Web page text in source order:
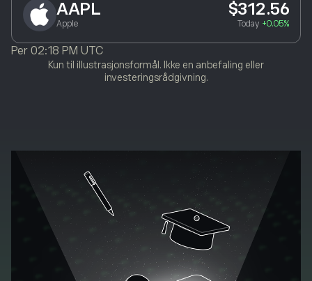
AAPL
Apple
$312.56
Today +0.05%
Per 02:18 PM UTC
Kun til illustrasjonsformål. Ikke en anbefaling eller
investeringsrådgivning.